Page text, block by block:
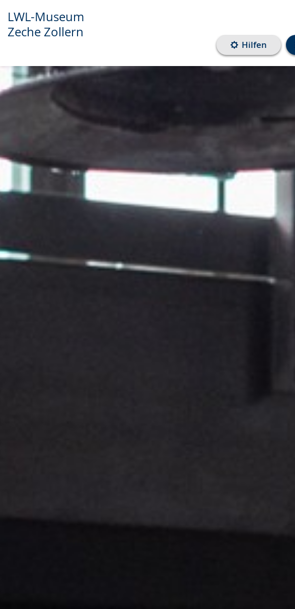
Transkript anzeigen
Abspielen
Pausieren
LWL-Museum
Zeche Zollern
Hilfen